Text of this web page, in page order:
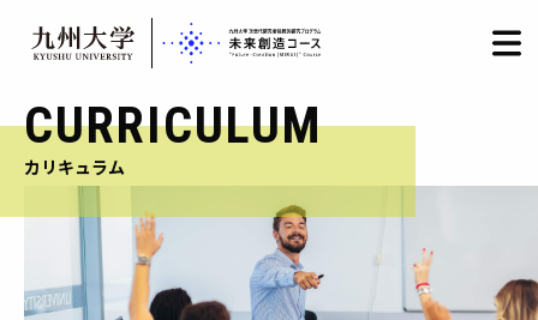
Skip
to
content
日本語 / English
CURRICULUM
カリキュラム